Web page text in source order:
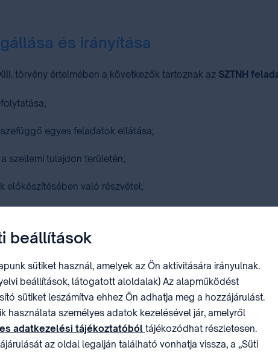
és irányítása
törvény értelmében a következők tartoznak az SZTNH
egyes feladatok ellátása;
szellemi tulajdon területén;
előkészítésében való részvétel;
kidolgozása és érvényesítése, az ehhez szükséges
együttműködés szakmai feladatainak ellátása;
igénybe vehető, adóalap-kedvezményhez kapcsolódó
tulajdon védelméért felelőskormányzati főhivatal[1995. évi
beállítások
sütiket használ, amelyek az Ön aktivitására irányulnak.
beállítások, látogatott aloldalak) Az alapműködést
sütiket leszámítva ehhez Ön adhatja meg a hozzájárulást.
használata személyes adatok kezelésével jár, amelyről
adatkezelési tájékoztatóból tájékozódhat részletesen.
az oldal legalján található vonhatja vissza, a „Süti